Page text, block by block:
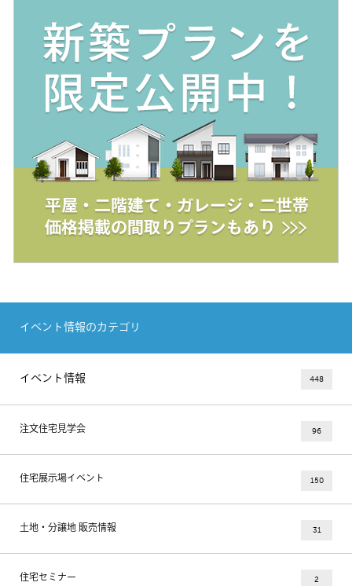
イベント情報のカテゴリ
イベント情報 448
注文住宅見学会 96
住宅展示場イベント 150
土地・分譲地 販売情報 31
住宅セミナー 2